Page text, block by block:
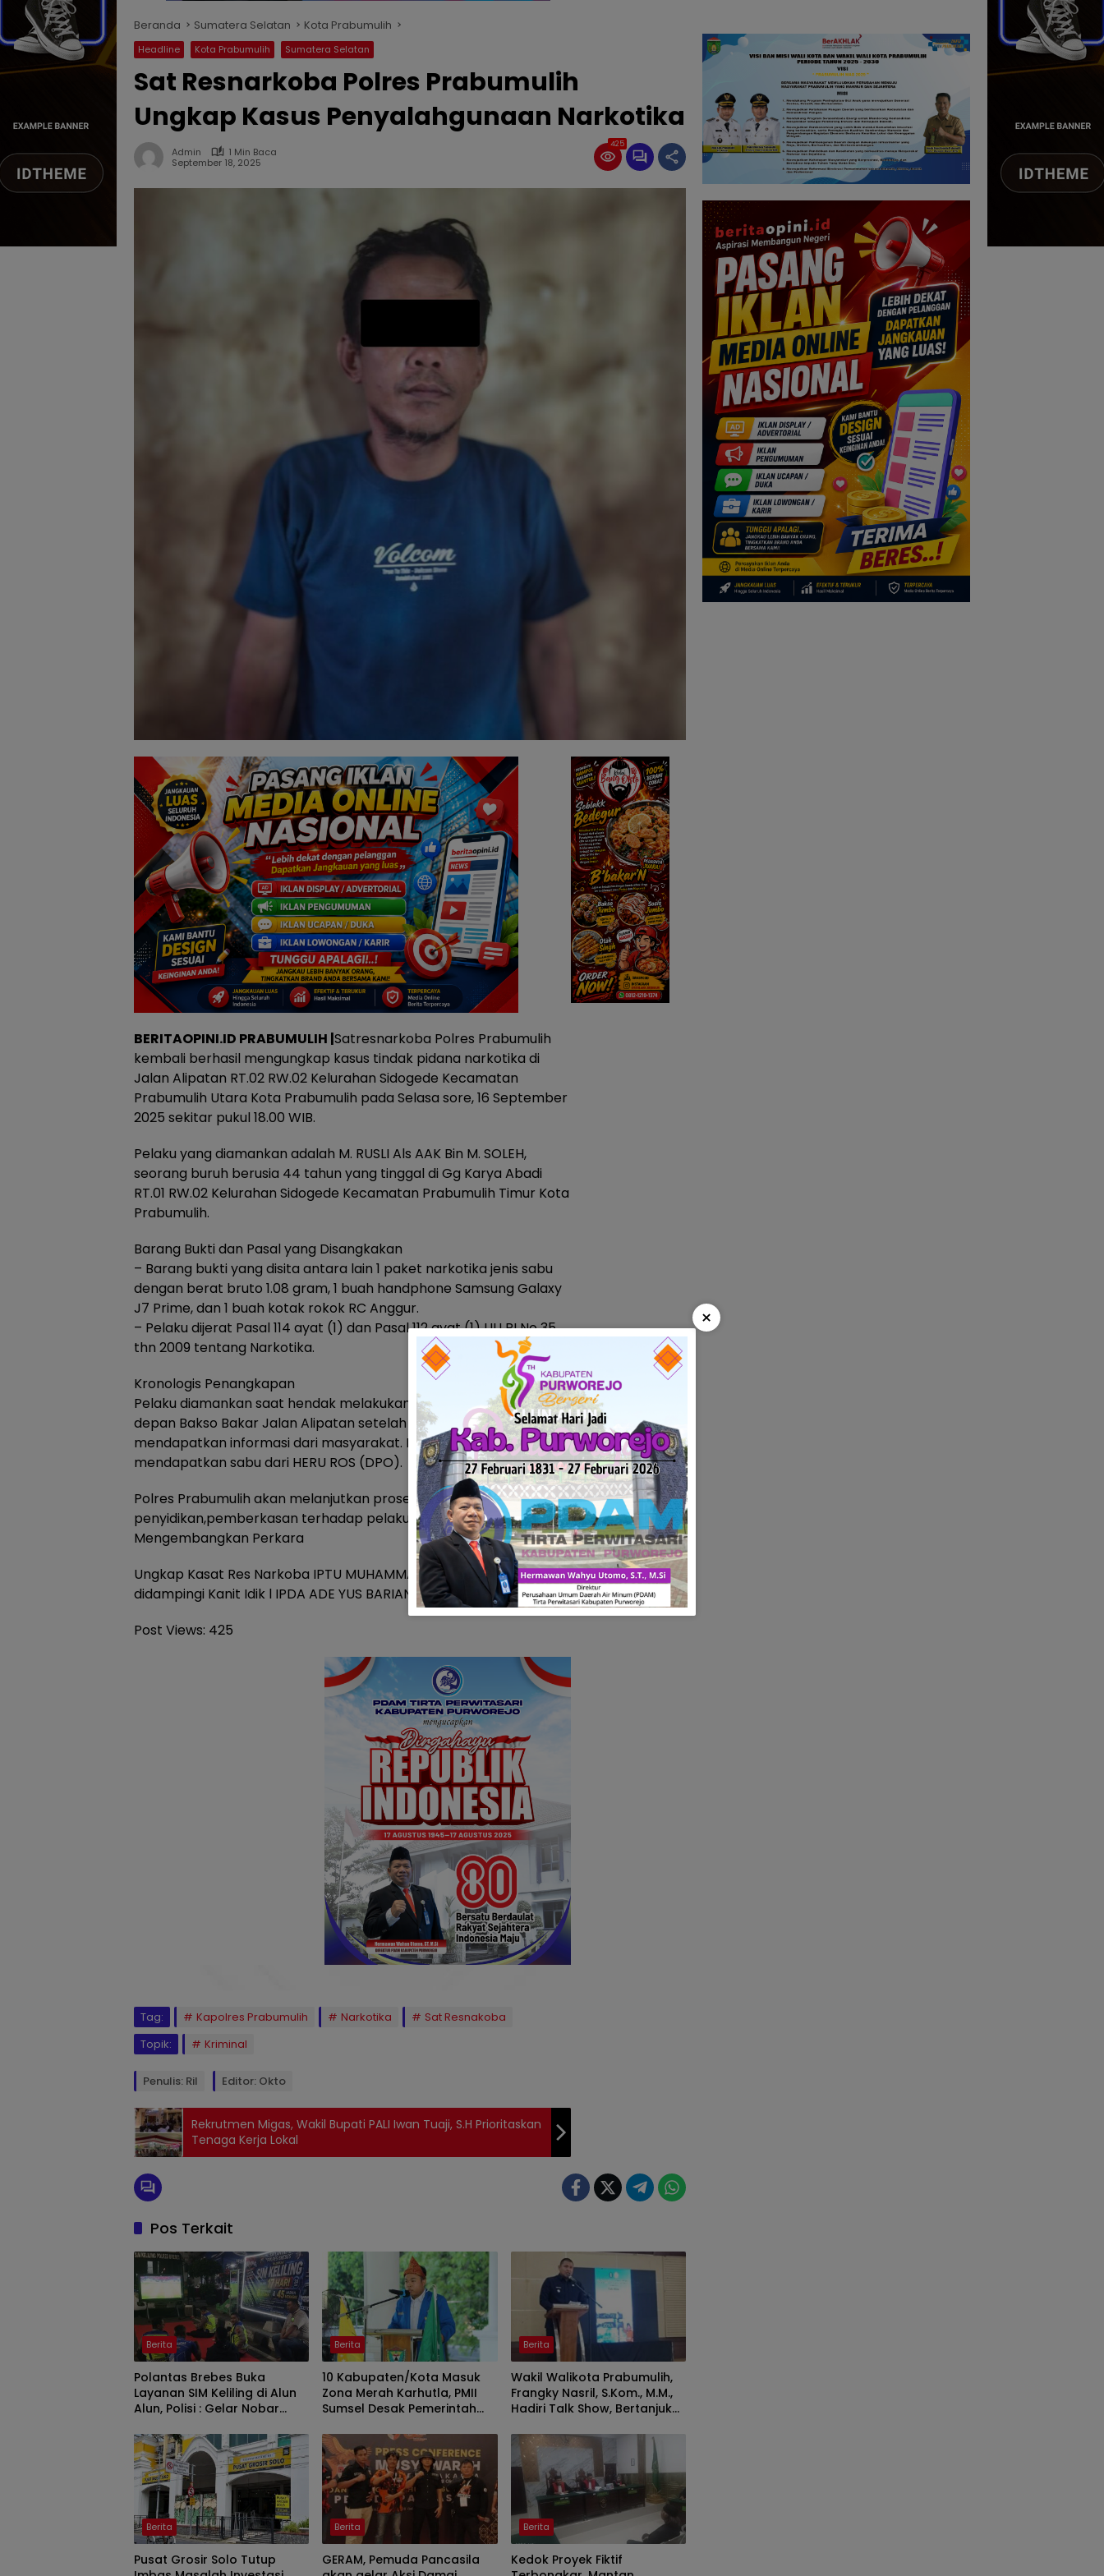
Beranda Sumatera Selatan Kota Prabumulih
Headline Kota Prabumulih Sumatera Selatan
Sat Resnarkoba Polres Prabumulih
Ungkap Kasus Penyalahgunaan Narkotika
Admin
1 Min Baca
September 18, 2025
425
BERITAOPINI.ID PRABUMULIH |Satresnarkoba Polres Prabumulih
kembali berhasil mengungkap kasus tindak pidana narkotika di
Jalan Alipatan RT.02 RW.02 Kelurahan Sidogede Kecamatan
Prabumulih Utara Kota Prabumulih pada Selasa sore, 16 September
2025 sekitar pukul 18.00 WIB.
Pelaku yang diamankan adalah M. RUSLI Als AAK Bin M. SOLEH,
seorang buruh berusia 44 tahun yang tinggal di Gg Karya Abadi
RT.01 RW.02 Kelurahan Sidogede Kecamatan Prabumulih Timur Kota
Prabumulih.
Barang Bukti dan Pasal yang Disangkakan
– Barang bukti yang disita antara lain 1 paket narkotika jenis sabu
dengan berat bruto 1.08 gram, 1 buah handphone Samsung Galaxy
J7 Prime, dan 1 buah kotak rokok RC Anggur.
– Pelaku dijerat Pasal 114 ayat (1) dan Pasal 112 ayat (1) UU RI No 35
thn 2009 tentang Narkotika.
Kronologis Penangkapan
Pelaku diamankan saat hendak melakukan transaksi narkotika di
depan Bakso Bakar Jalan Alipatan setelah anggota Satresnarkoba
mendapatkan informasi dari masyarakat. Pelaku mengaku
mendapatkan sabu dari HERU ROS (DPO).
Polres Prabumulih akan melanjutkan proses
penyidikan,pemberkasan terhadap pelaku Serta Akan
Mengembangkan Perkara
Ungkap Kasat Res Narkoba IPTU MUHAMMAD ARAFAH,S.H
didampingi Kanit Idik l IPDA ADE YUS BARIANTO,S.H
Post Views: 425
Tag: Kapolres Prabumulih Narkotika
Sat Resnakoba
Topik:
Kriminal
Penulis: Ril Editor: Okto
Rekrutmen Migas, Wakil Bupati PALI Iwan Tuaji, S.H Prioritaskan
Tenaga Kerja Lokal
Pos Terkait
Berita
Polantas Brebes Buka
Layanan SIM Keliling di Alun
Alun, Polisi : Gelar Nobar
Berita
10 Kabupaten/Kota Masuk
Zona Merah Karhutla, PMII
Sumsel Desak Pemerintah
Berita
Wakil Walikota Prabumulih,
Frangky Nasril, S.Kom., M.M.,
Hadiri Talk Show, Bertanjuk
Bumi di SMAN 2 Prabumulih
Berita
Pusat Grosir Solo Tutup
Berita
GERAM, Pemuda Pancasila
Berita
Kedok Proyek Fiktif
×